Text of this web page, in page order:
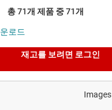
총 71개 제품 중 71개
로드
재고를 보려면 로그인
Images